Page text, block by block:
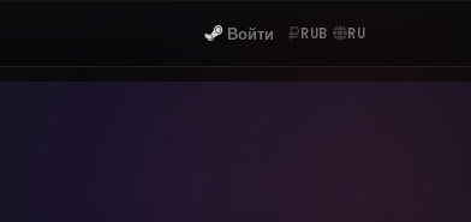
Войти RUB RU